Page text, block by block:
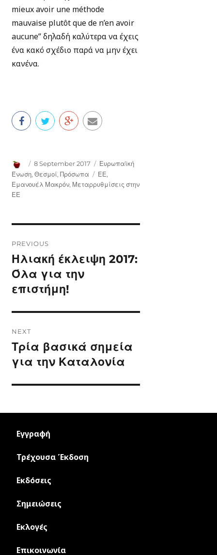
mieux avoir une méthode
mauvaise plutôt que de n’en avoir
aucune” δηλαδή καλύτερα να έχεις
ένα κακό σχέδιο παρά να μην έχει
κανένα.
Author
Posted
on
8 September 2017 Categories
Ευρωπαϊκή
Ένωση,Θεσμοί,Πρόσωπα Tags
ΕΕ,
Εμανουέλ Μακρόν, Μεταρρυθμίσεις στην
ΕΕ
navigation
PREVIOUS
Previous
post:
Ηλιακή έκλειψη 2017:
Όλα για την
επιστήμη!
NEXT
Next
post:
Τρία βασικά σημεία
για την Καταλονία
Εγγραφή
Τρέχουσα Έκδοση
Εκδόσεις
Σημειώσεις
Εκλογές
Επικοινωνία